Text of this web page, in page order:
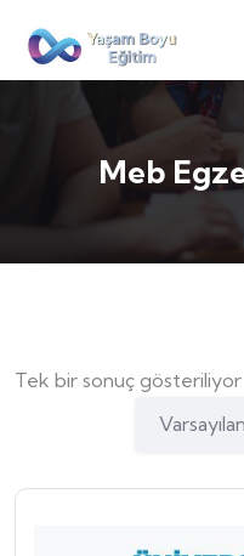
Meb
Tek bir sonuç gösteriliyor